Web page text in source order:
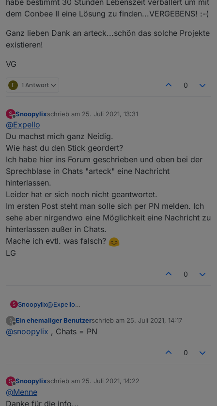
habe bestimmt 30 Stunden Lebenszeit verballert um mit
dem Conbee II eine Lösung zu finden...VERGEBENS! :-(
Ganz lieben Dank an arteck...schön das solche Projekte
existieren!
VG
E 1 Antwort 0
S
Offline
Snoopylixschrieb am 25. Juli 2021, 13:31
zuletzt editiert von
@Expello
Du machst mich ganz Neidig.
Wie hast du den Stick geordert?
Ich habe hier ins Forum geschrieben und oben bei der
Sprechblase in Chats "arteck" eine Nachricht
hinterlassen.
Leider hat er sich noch nicht geantwortet.
Im ersten Post steht man solle sich per PN melden. Ich
sehe aber nirgendwo eine Möglichkeit eine Nachricht zu
hinterlassen außer in Chats.
Mache ich evtl. was falsch?
LG
0
S Snoopylix@Expello
Wie hast du den Stick geordert?
Ich habe hier ins Forum geschrieben und oben bei
Ich sehe aber nirgendwo eine Möglichkeit eine
Nachricht zu hinterlassen außer in Chats.
?
Offline
Ein ehemaliger Benutzerschrieb am 25. Juli 2021, 14:17
zuletzt editiert von
@snoopylix , Chats = PN
0
S
Offline
Snoopylixschrieb am 25. Juli 2021, 14:22
zuletzt editiert von
@Menne
Danke für die info...